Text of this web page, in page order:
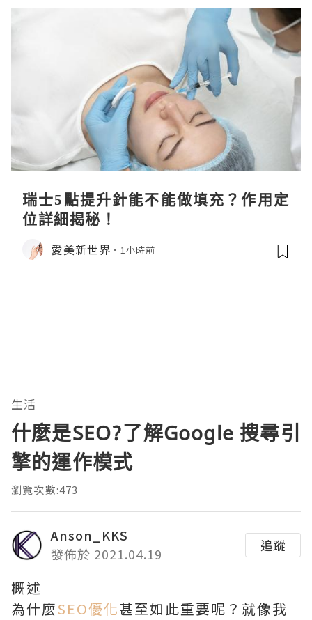
瑞士5點提升針能不能做填充？作用定
位詳細揭秘！
愛美新世界 1小時前
生活
什麼是SEO?了解Google 搜尋引
擎的運作模式
瀏覽次數:473
Anson_KKS
發佈於 2021.04.19
追蹤
概述
為什麼SEO優化甚至如此重要呢？就像我